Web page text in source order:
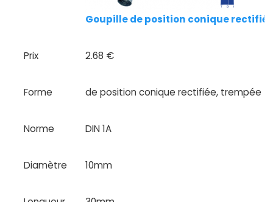
Goupille de position conique
Prix 2.68 €
Forme de position conique rectifiée, trempée
Norme DIN 1A
Diamètre 10mm